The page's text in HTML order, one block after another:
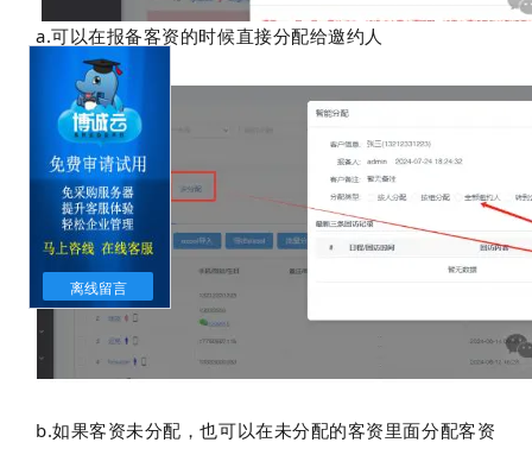
离线留言
a.可以在报备客资的时候直接分配给邀约人
b.如果客资未分配，也可以在未分配的客资里面分配客资